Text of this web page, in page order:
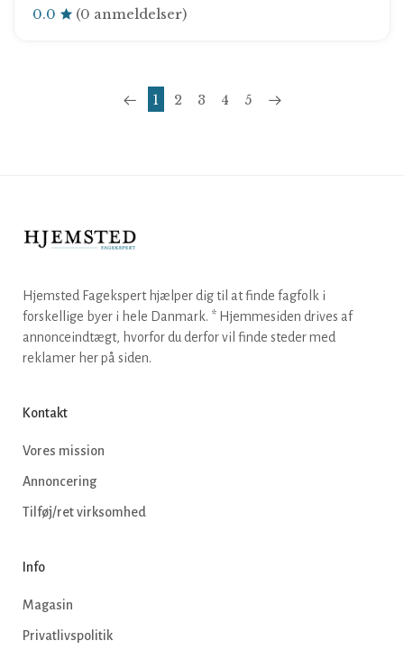
0.0 (0 anmeldelser)
1 2 3 4 5
Hjemsted Fagekspert hjælper dig til at finde fagfolk i
forskellige byer i hele Danmark. * Hjemmesiden drives af
annonceindtægt, hvorfor du derfor vil finde steder med
reklamer her på siden.
Kontakt
Vores mission
Annoncering
Tilføj/ret virksomhed
Info
Magasin
Privatlivspolitik